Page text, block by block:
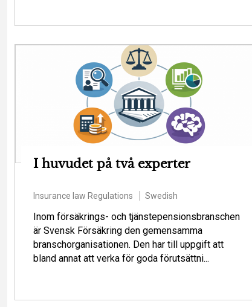
I huvudet på två experter
Insurance law Regulations Swedish
Inom försäkrings- och tjänstepensionsbranschen
är Svensk Försäkring den gemensamma
branschorganisationen. Den har till uppgift att
bland annat att verka för goda förutsättni...